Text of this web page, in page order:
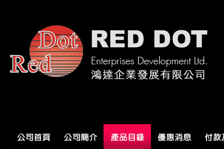
高級三層纖維口罩(含鐵線)50個盒裝